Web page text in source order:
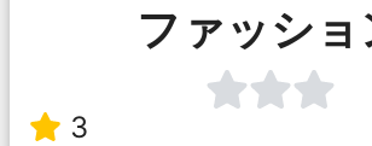
ファッショ
3